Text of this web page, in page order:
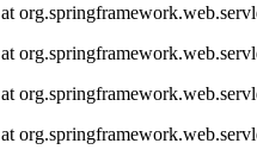
at
at
at
at